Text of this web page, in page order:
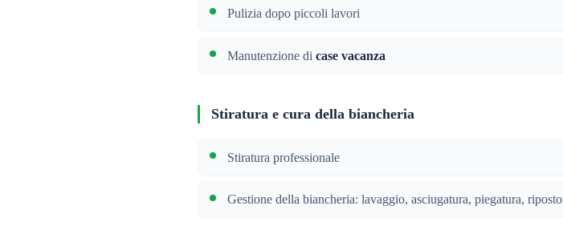
Pulizia dopo piccoli lavori
Manutenzione di case vacanza
Stiratura e cura della biancheria
Stiratura professionale
Gestione della biancheria: lavaggio, asciugatura, piegatura, riposto